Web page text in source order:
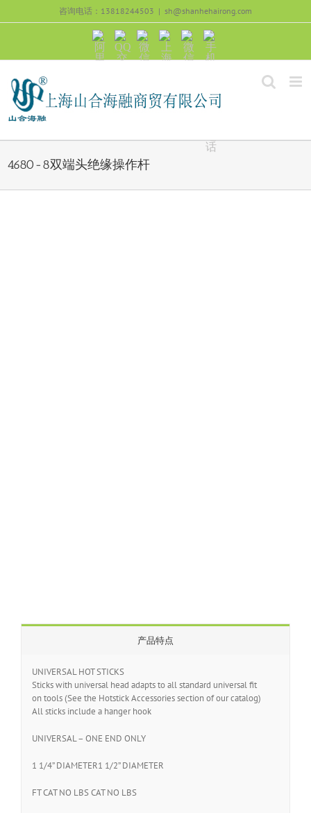
咨询电话：13818244503 | sh@shanhehairong.com
阿
里
通
QQ
交
微
信
shanhehairong
上
海
融
微
微
信
手
机
接
拨
话
4680-8双端头绝缘操作杆
产品特点
UNIVERSAL HOT STICKS
Sticks with universal head adapts to all standard universal fit
on tools (See the Hotstick Accessories section of our catalog)
All sticks include a hanger hook
UNIVERSAL – ONE END ONLY
1 1/4” DIAMETER1 1/2” DIAMETER
FT CAT NO LBS CAT NO LBS